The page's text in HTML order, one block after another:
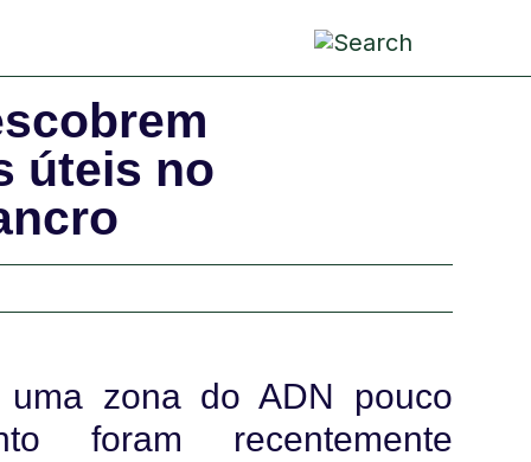
úteis no
zona do ADN pouco
foram recentemente